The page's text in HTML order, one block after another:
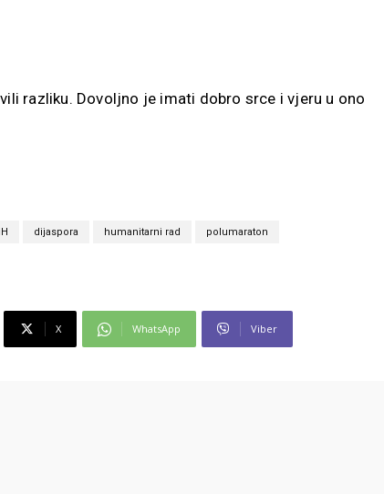
razliku. Dovoljno je imati dobro srce i vjeru u ono
dijaspora humanitarni rad polumaraton
X WhatsApp Viber